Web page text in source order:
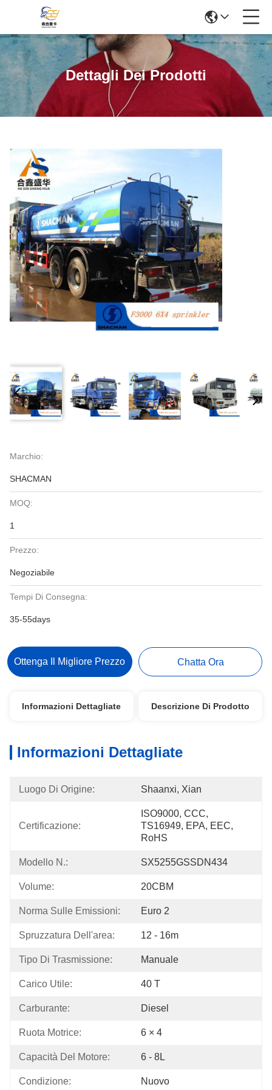
Dettagli Dei Prodotti
Marchio:
SHACMAN
MOQ:
1
Prezzo:
Negoziabile
Tempi Di Consegna:
35-55days
Ottenga Il Migliore Prezzo Chatta Ora
Informazioni Dettagliate Descrizione Di Prodotto
Informazioni Dettagliate
Luogo Di Origine: Shaanxi, Xian
Certificazione:
ISO9000, CCC,
TS16949, EPA, EEC,
RoHS
Modello N.: SX5255GSSDN434
Volume: 20CBM
Norma Sulle Emissioni: Euro 2
Spruzzatura Dell'area: 12 - 16m
Tipo Di Trasmissione: Manuale
Carico Utile: 40 T
Carburante: Diesel
Ruota Motrice: 6 × 4
Capacità Del Motore: 6 - 8L
Condizione: Nuovo